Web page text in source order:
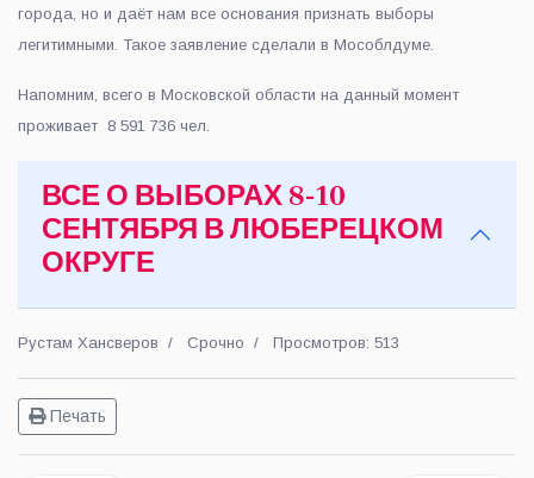
города, но и даёт нам все основания признать выборы
легитимными. Такое заявление сделали в Мособлдуме.
Напомним, всего в Московской области на данный момент
проживает 8 591 736 чел.
ВСЕ О ВЫБОРАХ 8-10
СЕНТЯБРЯ В ЛЮБЕРЕЦКОМ
ОКРУГЕ
Рустам Хансверов Срочно Просмотров: 513
Печать